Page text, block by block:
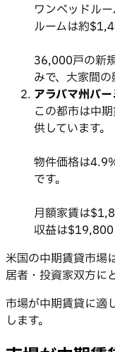
ワンベッドル
ルームは約
36,000戸の新
みで、大家間の
アラバマ州バー
この都市は中
供しています。
物件価格は
です。
月額家賃は
収益は$19,800
米国の中期賃貸市場
居者・投資家双方に
市場が中期賃貸に適
します。